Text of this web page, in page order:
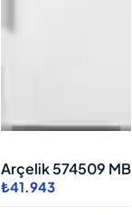
Arçelik 574509 MB
₺41.943